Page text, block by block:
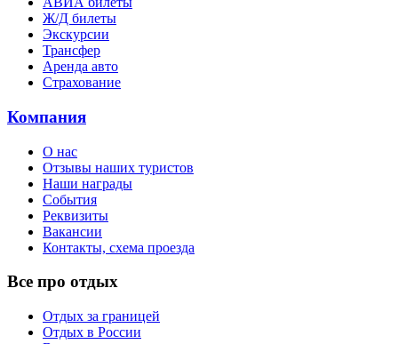
Ж/Д билеты
Экскурсии
Трансфер
Аренда авто
Страхование
Компания
О нас
Отзывы наших туристов
Наши награды
События
Реквизиты
Вакансии
Контакты, схема проезда
Все про отдых
Отдых за границей
Отдых в России